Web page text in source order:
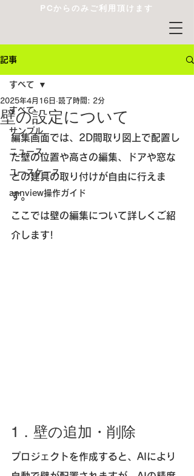
PCからのみご利用頂けます
記事
すべて
サンプル
ニュース
ユースケース
annview操作ガイド
すべて
壁の設定について
2025年4月16日 読了時間: 2分
編集画面では、2D間取り図上で配置し
た壁の位置や高さの編集、ドアや窓な
どの建具の取り付けが自由に行え ま
す。
ここでは壁の編集について詳しくご紹
介します!
1．壁の追加・削除
プロジェクトを作成すると、AIにより